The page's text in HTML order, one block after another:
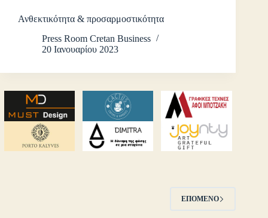
Ανθεκτικότητα & προσαρμοστικότητα
Press Room Cretan Business
20 Ιανουαρίου 2023
ΕΠΌΜΕΝΟ